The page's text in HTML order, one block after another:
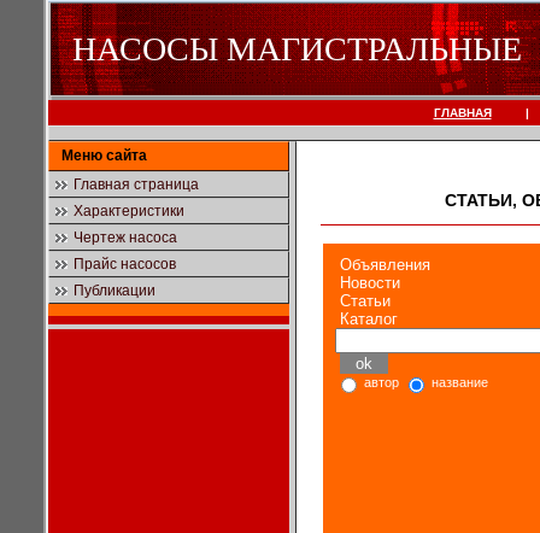
НАСОСЫ МАГИСТРАЛЬНЫЕ
ГЛАВНАЯ |
Меню сайта
Главная страница
Характеристики
Чертеж насоса
Прайс насосов
Публикации
СТАТЬИ,
Объявления
Новости
Статьи
Каталог
автор название